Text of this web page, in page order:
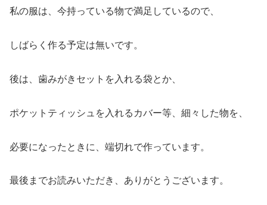
私の服は、今持っている物で満足しているので、
しばらく作る予定は無いです。
後は、歯みがきセットを入れる袋とか、
ポケットティッシュを入れるカバー等、細々した物を、
必要になったときに、端切れで作っています。
最後までお読みいただき、ありがとうございます。